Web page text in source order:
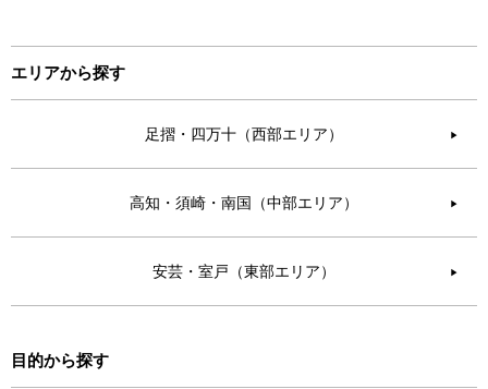
エリアから探す
足摺・四万十（西部エリア） ▶︎
高知・須崎・南国（中部エリア） ▶︎
安芸・室戸（東部エリア） ▶︎
目的から探す